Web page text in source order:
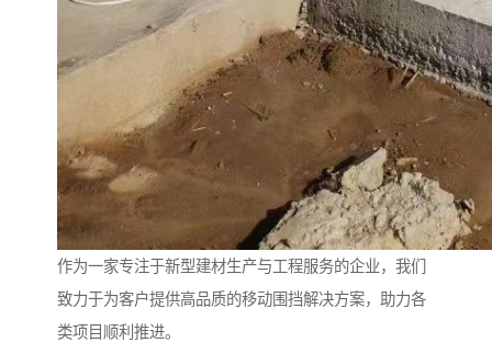
作为一家专注于新型建材生产与工程服务的企业，我们
致力于为客户提供高品质的移动围挡解决方案，助力各
类项目顺利推进。